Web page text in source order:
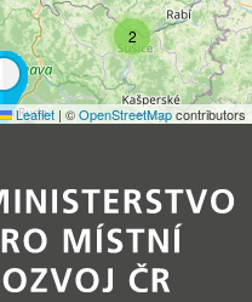
2
Leaflet | ©OpenStreetMapcontributors